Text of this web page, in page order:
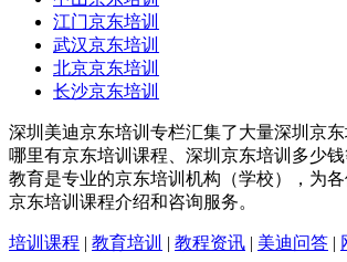
江门京东培训
武汉京东培训
北京京东培训
长沙京东培训
深圳美迪京东培训专栏汇集了大量深圳京
哪里有京东培训课程、深圳京东培训多少
教育是专业的京东培训机构（学校），为
京东培训课程介绍和咨询服务。
培训课程 | 教育培训 | 教程资讯 | 美迪问答 |